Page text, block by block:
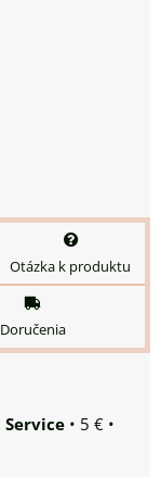
Otázka k produktu
Doručenia
Service • 5 € •